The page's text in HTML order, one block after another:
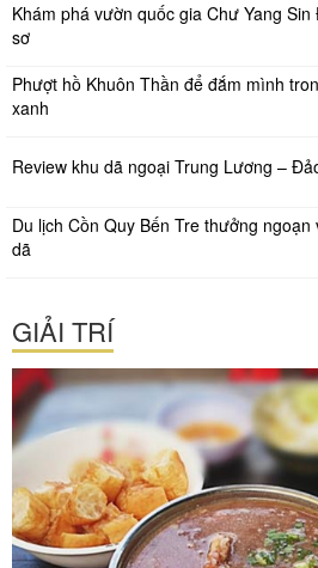
Khám phá vườn quốc gia Chư Yang
sơ
Phượt hồ Khuôn Thần để đắm mình
xanh
Review khu dã ngoại Trung Lương –
Du lịch Cồn Quy Bến Tre thưởng
dã
GIẢI TRÍ